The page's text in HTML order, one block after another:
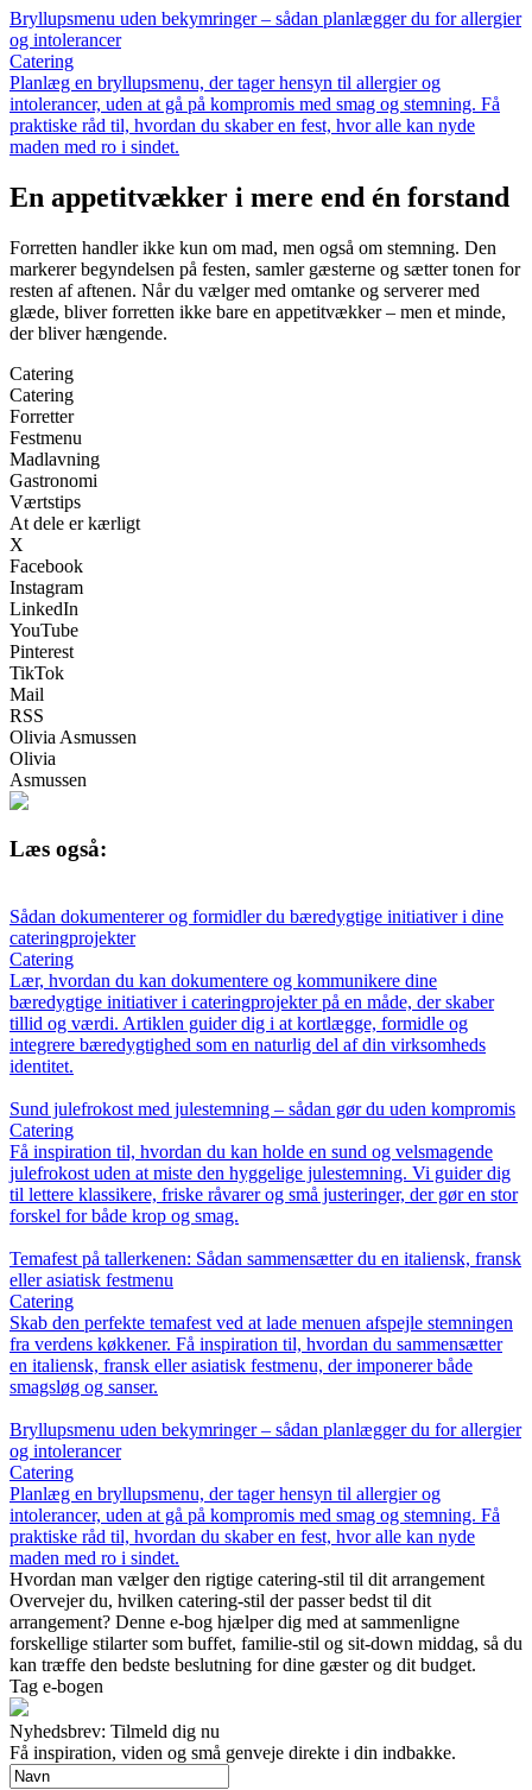
Bryllupsmenu uden bekymringer – sådan planlægger du for allergier
og intolerancer
Catering
Planlæg en bryllupsmenu, der tager hensyn til allergier og
intolerancer, uden at gå på kompromis med smag og stemning. Få
praktiske råd til, hvordan du skaber en fest, hvor alle kan nyde
maden med ro i sindet.
En appetitvækker i mere end én forstand
Forretten handler ikke kun om mad, men også om stemning. Den
markerer begyndelsen på festen, samler gæsterne og sætter tonen for
resten af aftenen. Når du vælger med omtanke og serverer med
glæde, bliver forretten ikke bare en appetitvækker – men et minde,
der bliver hængende.
Catering
Catering
Forretter
Festmenu
Madlavning
Gastronomi
Værtstips
At dele er kærligt
X
Facebook
Instagram
LinkedIn
YouTube
Pinterest
TikTok
Mail
RSS
Olivia Asmussen
Olivia
Asmussen
Læs også:
Sådan dokumenterer og formidler du bæredygtige initiativer i dine
cateringprojekter
Catering
Lær, hvordan du kan dokumentere og kommunikere dine
bæredygtige initiativer i cateringprojekter på en måde, der skaber
tillid og værdi. Artiklen guider dig i at kortlægge, formidle og
integrere bæredygtighed som en naturlig del af din virksomheds
identitet.
Sund julefrokost med julestemning – sådan gør du uden kompromis
Catering
Få inspiration til, hvordan du kan holde en sund og velsmagende
julefrokost uden at miste den hyggelige julestemning. Vi guider dig
til lettere klassikere, friske råvarer og små justeringer, der gør en stor
forskel for både krop og smag.
Temafest på tallerkenen: Sådan sammensætter du en italiensk, fransk
eller asiatisk festmenu
Catering
Skab den perfekte temafest ved at lade menuen afspejle stemningen
fra verdens køkkener. Få inspiration til, hvordan du sammensætter
en italiensk, fransk eller asiatisk festmenu, der imponerer både
smagsløg og sanser.
Bryllupsmenu uden bekymringer – sådan planlægger du for allergier
og intolerancer
Catering
Planlæg en bryllupsmenu, der tager hensyn til allergier og
intolerancer, uden at gå på kompromis med smag og stemning. Få
praktiske råd til, hvordan du skaber en fest, hvor alle kan nyde
maden med ro i sindet.
Hvordan man vælger den rigtige catering-stil til dit arrangement
Overvejer du, hvilken catering-stil der passer bedst til dit
arrangement? Denne e-bog hjælper dig med at sammenligne
forskellige stilarter som buffet, familie-stil og sit-down middag, så du
kan træffe den bedste beslutning for dine gæster og dit budget.
Tag e-bogen
Nyhedsbrev: Tilmeld dig nu
Få inspiration, viden og små genveje direkte i din indbakke.